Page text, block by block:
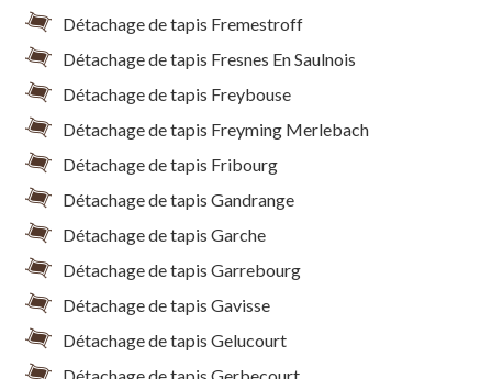
Détachage de tapis Fremestroff
Détachage de tapis Fresnes En Saulnois
Détachage de tapis Freybouse
Détachage de tapis Freyming Merlebach
Détachage de tapis Fribourg
Détachage de tapis Gandrange
Détachage de tapis Garche
Détachage de tapis Garrebourg
Détachage de tapis Gavisse
Détachage de tapis Gelucourt
Détachage de tapis Gerbecourt